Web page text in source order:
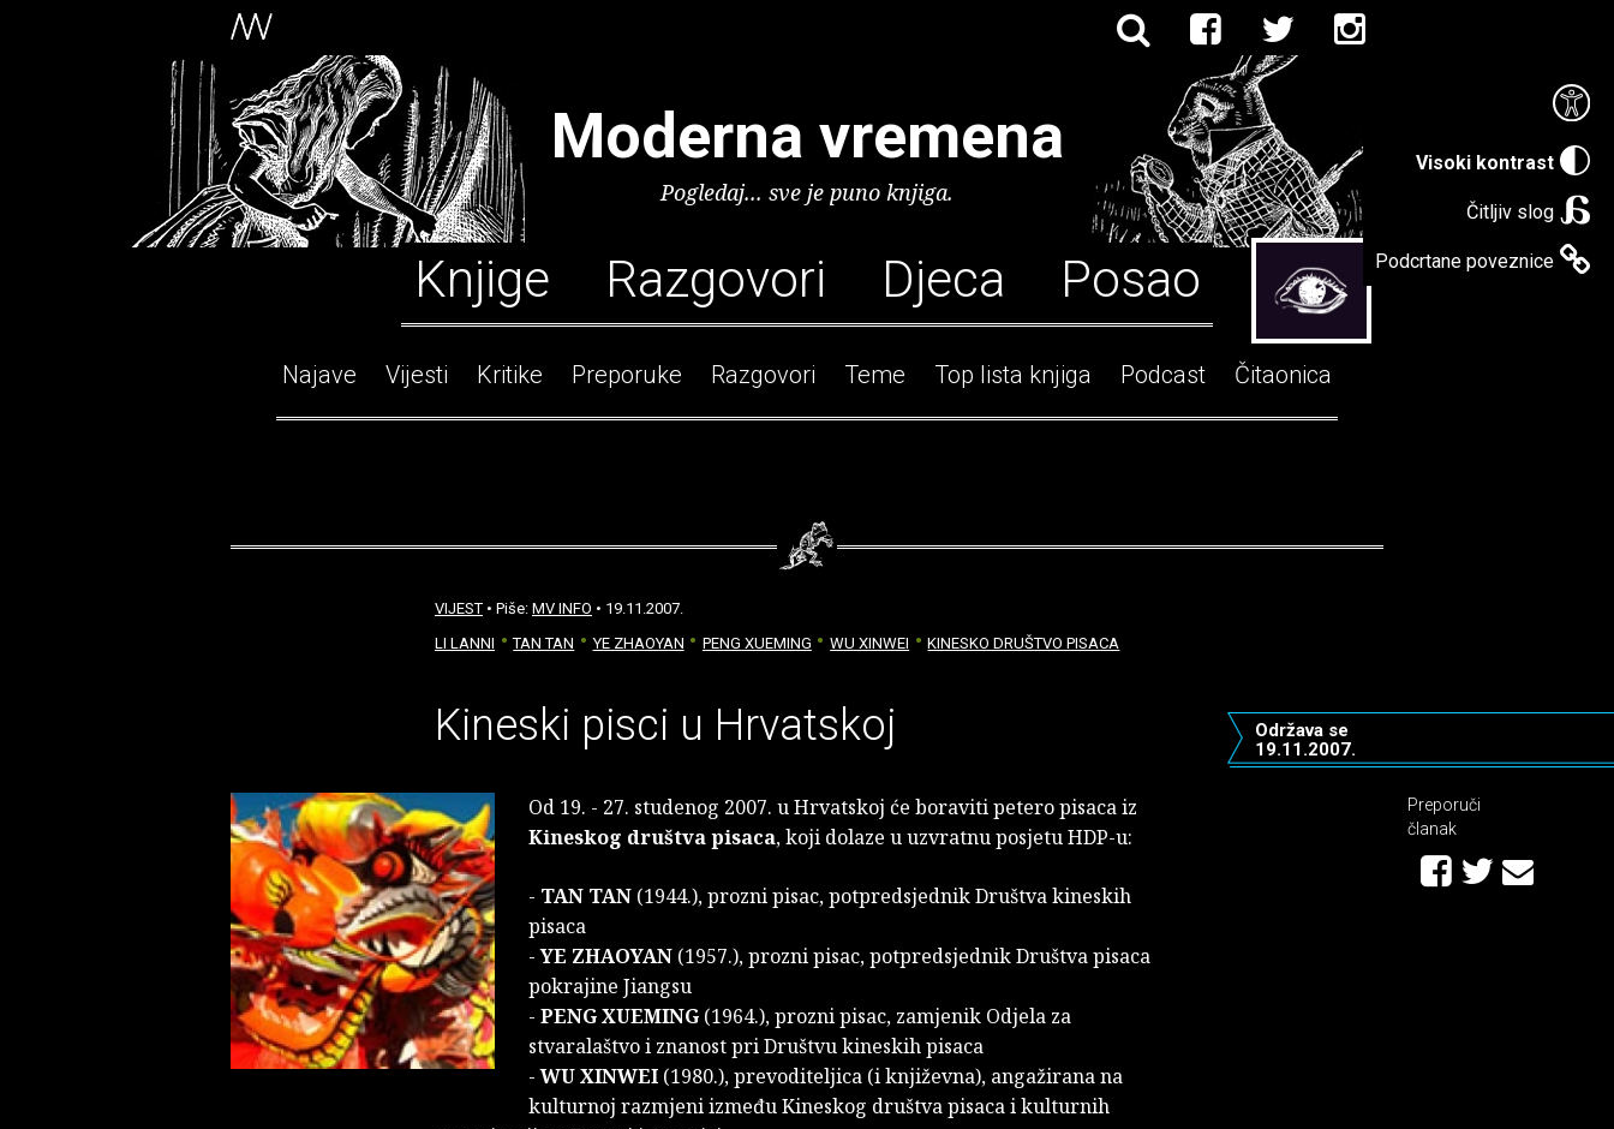
Visoki kontrast
Čitljiv slog
Podcrtane poveznice
Moderna vremena
Pogledaj... sve je puno knjiga.
Knjige Razgovori Djeca Posao
Najave Vijesti Kritike Preporuke Razgovori Teme Top lista knjiga Podcast Čitaonica
VIJEST • Piše: MV INFO • 19.11.2007.
LI LANNI
TAN TAN YE ZHAOYAN PENG XUEMING WU XINWEI KINESKO DRUŠTVO PISACA
Kineski pisci u Hrvatskoj
Održava se
19.11.2007.
Od 19. - 27. studenog 2007. u Hrvatskoj će boraviti petero pisaca iz
Kineskog društva pisaca, koji dolaze u uzvratnu posjetu HDP-u:
- TAN TAN (1944.), prozni pisac, potpredsjednik Društva kineskih
pisaca
-YE ZHAOYAN (1957.), prozni pisac, potpredsjednik Društva pisaca
pokrajine Jiangsu
- PENG XUEMING (1964.), prozni pisac, zamjenik Odjela za
stvaralaštvo i znanost pri Društvu kineskih pisaca
-WU XINWEI (1980.), prevoditeljica (i književna), angažirana na
kulturnoj razmjeni između Kineskog društva pisaca i kulturnih
Preporuči
članak